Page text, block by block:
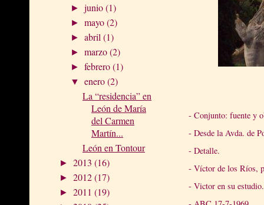
►junio(1)
►mayo(2)
►abril(1)
►marzo(2)
►febrero(1)
▼enero(2)
La “residencia” en
León de María
del Carmen
Martín...
León en Tontour
► 2013 (16)
► 2012(17)
► 2011 (19)
- Conjunto: fuente y
- Desde la Avda. de
- Detalle.
- Víctor de los Ríos,
- Victor en su estudio.